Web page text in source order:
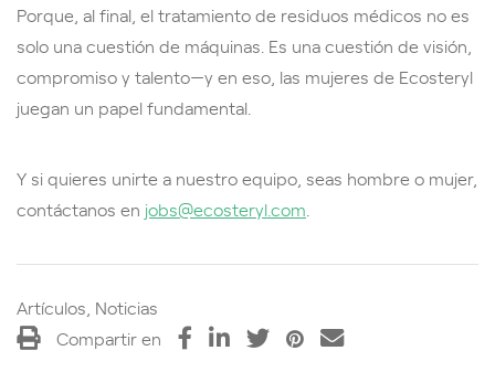
Porque, al final, el tratamiento de residuos médicos no es
solo una cuestión de máquinas. Es una cuestión de visión,
compromiso y talento—y en eso, las mujeres de Ecosteryl
juegan un papel fundamental.
Y si quieres unirte a nuestro equipo, seas hombre o mujer,
contáctanos en jobs@ecosteryl.com
Artículos, Noticias
Compartir en